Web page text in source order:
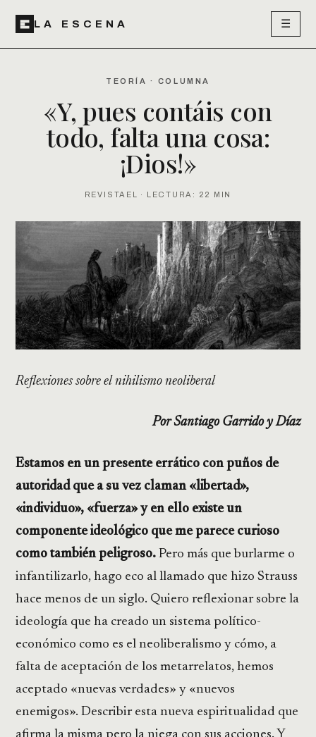
LA ESCENA ☰
TEORÍA · COLUMNA
«Y, pues contáis con
todo, falta una cosa:
¡Dios!»
REVISTAEL · LECTURA: 22 MIN
Reflexiones sobre el nihilismo neoliberal
Por Santiago Garrido y Díaz
Estamos en un presente errático con puños de
autoridad que a su vez claman «libertad»,
«individuo», «fuerza» y en ello existe un
componente ideológico que me parece curioso
como también peligroso. Pero más que burlarme o
infantilizarlo, hago eco al llamado que hizo Strauss
hace menos de un siglo. Quiero reflexionar sobre la
ideología que ha creado un sistema político-
económico como es el neoliberalismo y cómo, a
falta de aceptación de los metarrelatos, hemos
aceptado «nuevas verdades» y «nuevos
enemigos». Describir esta nueva espiritualidad que